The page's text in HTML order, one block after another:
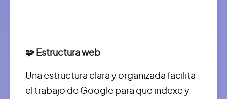
🧩 Estructura web
Una estructura clara y organizada facilita
el trabajo de Google para que indexe y